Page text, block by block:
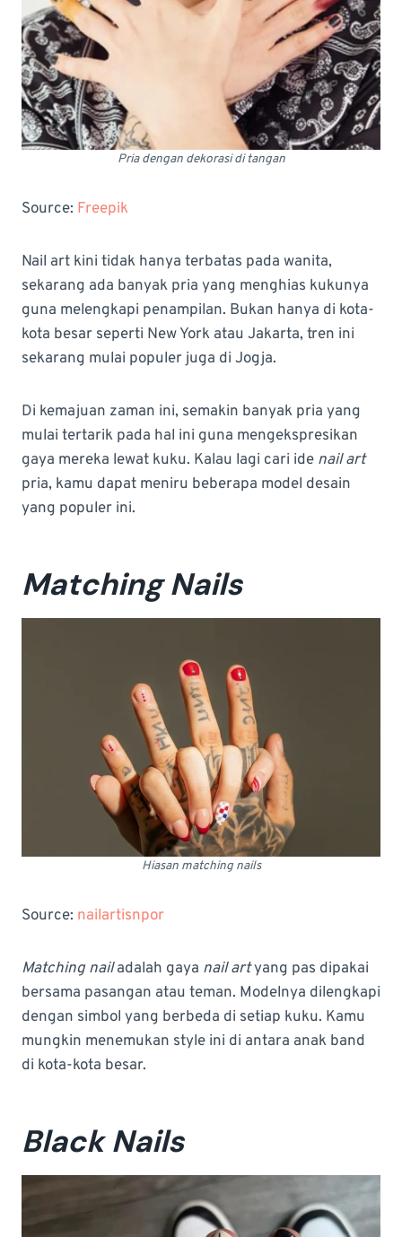
Pria dengan dekorasi di tangan
Source: Freepik
Nail art kini tidak hanya terbatas pada wanita,
sekarang ada banyak pria yang menghias kukunya
guna melengkapi penampilan. Bukan hanya di kota-
kota besar seperti New York atau Jakarta, tren ini
sekarang mulai populer juga di Jogja.
Di kemajuan zaman ini, semakin banyak pria yang
mulai tertarik pada hal ini guna mengekspresikan
gaya mereka lewat kuku. Kalau lagi cari ide nail art
pria, kamu dapat meniru beberapa model desain
yang populer ini.
Matching Nails
Hiasan matching nails
Source: nailartisnpor
Matching nailadalah gaya nail artyang pas dipakai
bersama pasangan atau teman. Modelnya dilengkapi
dengan simbol yang berbeda di setiap kuku. Kamu
mungkin menemukan style ini di antara anak band
di kota-kota besar.
Black Nails